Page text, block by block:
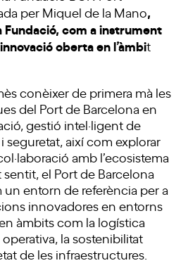
per Miquel de la Mano,
com a instrument
oberta en l’àmbit
conèixer de primera mà les
del Port de Barcelona en
gestió intel·ligent de
seguretat, així com explorar
amb l’ecosistema
el Port de Barcelona
un entorn de referència per a
innovadores en entorns
àmbits com la logística
la sostenibilitat
de les infraestructures.